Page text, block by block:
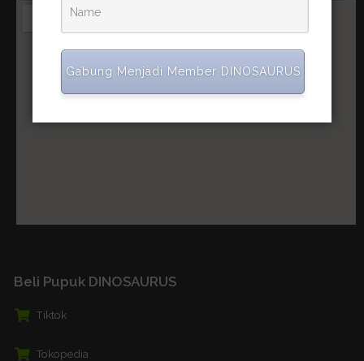
Beli Pupuk DINOSAURUS
Tiktok
Tokopedia
Gabung Menjadi Member DINOSAURUS